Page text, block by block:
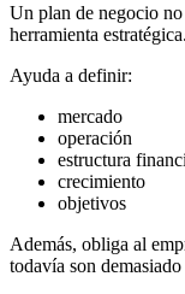
Un plan de negocio
herramienta estratégica.
Ayuda a definir:
mercado
operación
estructura
crecimiento
objetivos
Además, obliga al
todavía son demasiado